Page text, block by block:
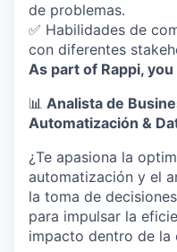
de problemas.
✅ Habilidades de
con diferentes
As part of Rappi,
📊 Analista de
Automatización &
¿Te apasiona la
automatización y el
la toma de
para impulsar la
impacto dentro de la